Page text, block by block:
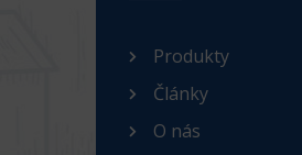
Produkty
Články
O nás